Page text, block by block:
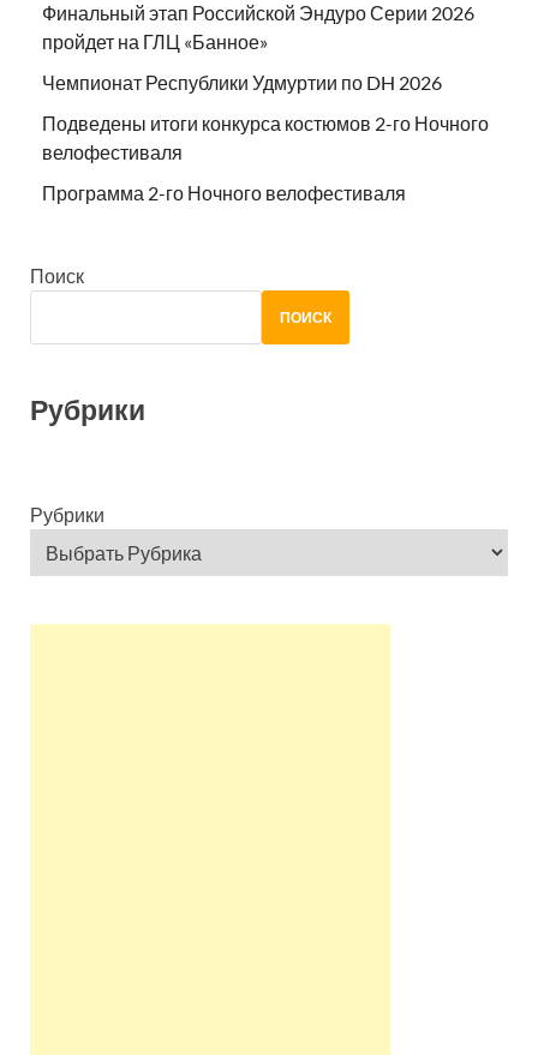
Финальный этап Российской Эндуро Серии 2026
пройдет на ГЛЦ «Банное»
Чемпионат Республики Удмуртии по DH 2026
Подведены итоги конкурса костюмов 2-го Ночного
велофестиваля
Программа 2-го Ночного велофестиваля
Поиск
ПОИСК
Рубрики
Рубрики